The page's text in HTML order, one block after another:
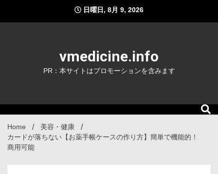
content
日曜日, 8月 9, 2026
vmedicine.info
PR：本サイトはプロモーションを含みます
Home
美容・健康
カードが落ちない【お薬手帳ケースの作り方】簡単で機能的！
商用可能